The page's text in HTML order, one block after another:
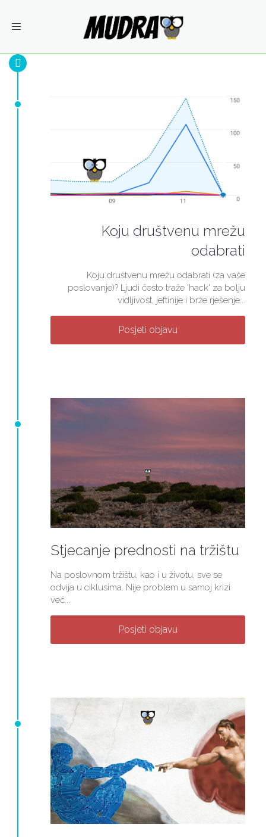
Toggle
Koju društvenu mrežu
odabrati
Koju društvenu mrežu odabrati (za vaše
poslovanje)? Ljudi često traže 'hack' za bolju
vidljivost, jeftinije i brže rješenje...
Posjeti objavu
Stjecanje prednosti na tržištu
Na poslovnom tržištu, kao i u životu, sve se
odvija u ciklusima. Nije problem u samoj krizi
već...
Posjeti objavu